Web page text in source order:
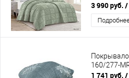
3 990 руб. /
Покрывало
160/277-
1 741 руб. /